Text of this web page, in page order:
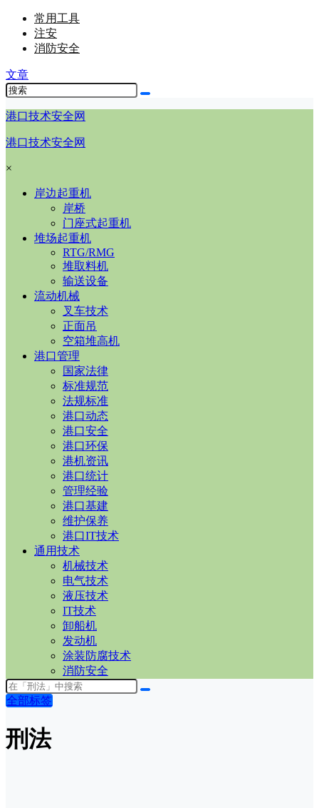
常用工具
注安
消防安全
文章
港口技术安全网
港口技术安全网
×
岸边起重机
岸桥
门座式起重机
堆场起重机
RTG/RMG
堆取料机
输送设备
流动机械
叉车技术
正面吊
空箱堆高机
港口管理
国家法律
标准规范
法规标准
港口动态
港口安全
港口环保
港机资讯
港口统计
管理经验
港口基建
维护保养
港口IT技术
通用技术
机械技术
电气技术
液压技术
IT技术
卸船机
发动机
涂装防腐技术
消防安全
全部标签
刑法